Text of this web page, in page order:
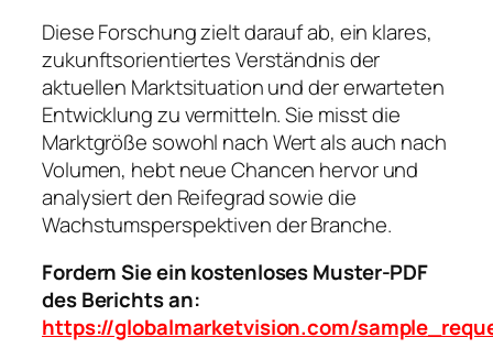
Diese Forschung zielt darauf ab, ein klares,
zukunftsorientiertes Verständnis der
aktuellen Marktsituation und der erwarteten
Entwicklung zu vermitteln. Sie misst die
Marktgröße sowohl nach Wert als auch nach
Volumen, hebt neue Chancen hervor und
analysiert den Reifegrad sowie die
Wachstumsperspektiven der Branche.
Fordern Sie ein kostenloses Muster-PDF
des Berichts an:
https://globalmarketvision.com/